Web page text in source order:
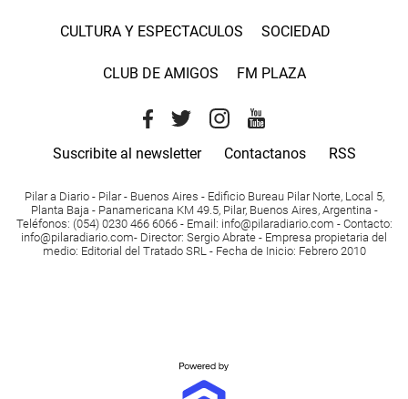
CULTURA Y ESPECTACULOS SOCIEDAD
CLUB DE AMIGOS FM PLAZA
Suscribite al newsletter Contactanos RSS
Pilar a Diario - Pilar - Buenos Aires - Edificio Bureau Pilar Norte, Local 5,
Planta Baja - Panamericana KM 49.5, Pilar, Buenos Aires, Argentina -
Teléfonos: (054) 0230 466 6066 - Email : info@pilaradiario.com - Contacto:
info@pilaradiario.com- Director: Sergio Abrate - Empresa propietaria del
medio: Editorial del Tratado SRL - Fecha de Inicio: Febrero 2010